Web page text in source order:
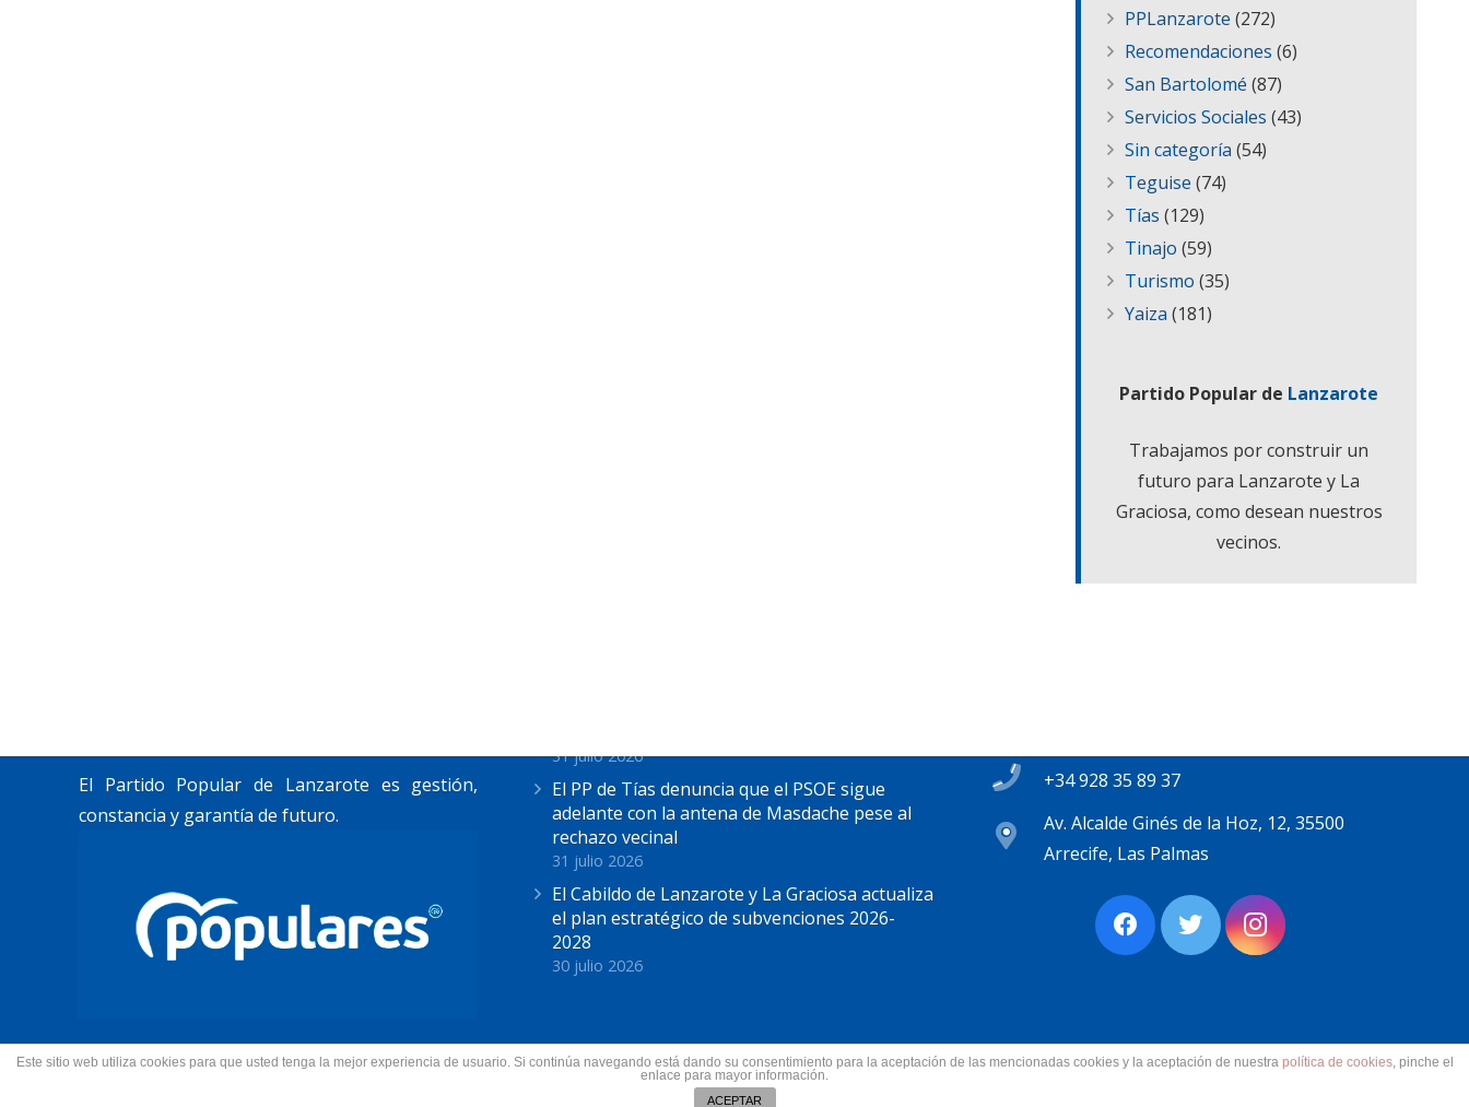
PPLanzarote (272)
Recomendaciones (6)
San Bartolomé (87)
Servicios Sociales (43)
Sin categoría (54)
Teguise (74)
Tías (129)
Tinajo (59)
Turismo (35)
Yaiza (181)
Partido Popular de Lanzarote
Trabajamos por construir un
futuro para Lanzarote y La
Graciosa, como desean nuestros
vecinos.
El Partido Popular de Lanzarote es gestión,
constancia y garantía de futuro.
31 julio 2026
El PP de Tías denuncia que el PSOE sigue
adelante con la antena de Masdache pese al
rechazo vecinal
31 julio 2026
El Cabildo de Lanzarote y La Graciosa actualiza
el plan estratégico de subvenciones 2026-
2028
30 julio 2026
+34 928 35 89 37
Av. Alcalde Ginés de la Hoz, 12, 35500
Arrecife, Las Palmas
© 2022 Partido Popular de Lanzarote.
Todos los derechos reservados.
Este sitio web utiliza cookies para que usted tenga la mejor experiencia de usuario. Si continúa navegando está dando su consentimiento para la aceptación de las mencionadas cookies y la aceptación de nuestra política de cookies, pinche el
enlace para mayor información.
ACEPTAR